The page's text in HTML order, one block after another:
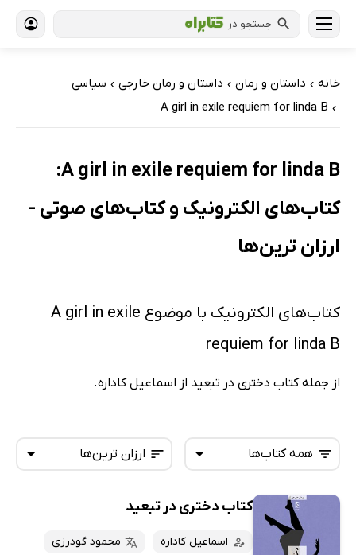
جستجو در
خانه › داستان و رمان › داستان و رمان خارجی › سیاسی
›
A girl in exile requiem for linda B
A girl in exile requiem for linda B:
کتاب‌های الکترونیک و کتاب‌های صوتی -
ارزان ترین‌ها
کتاب‌های الکترونیک با موضوع A girl in exile
requiem for linda B
از جمله کتاب دختری در تبعید از اسماعیل کاداره.
ارزان ترین‌ها
تازه‌ها
داغ‌ترین‌ها
همه کتاب‌ها
همه کتاب‌ها
کتاب‌های صوتی
کتاب دختری در تبعید
اسماعیل کاداره
محمود گودرزی